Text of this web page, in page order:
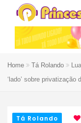
Home Tá Rolando
‘lado’ sobre privatização
Tá Rolando